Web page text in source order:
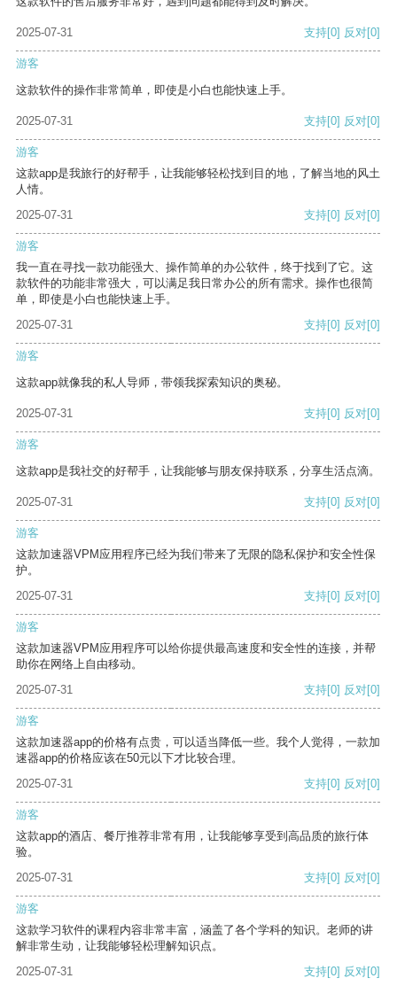
2025-07-31 支持[0] 反对[0]
游客
这款软件的操作非常简单，即使是小白也能快速上手。
2025-07-31 支持[0] 反对[0]
游客
这款app是我旅行的好帮手，让我能够轻松找到目的地，了解当地的风土
人情。
2025-07-31
支持[0] 反对[0]
游客
我一直在寻找一款功能强大、操作简单的办公软件，终于找到了它。这
款软件的功能非常强大，可以满足我日常办公的所有需求。操作也很简
单，即使是小白也能快速上手。
2025-07-31
支持[0] 反对[0]
游客
这款app就像我的私人导师，带领我探索知识的奥秘。
2025-07-31 支持[0] 反对[0]
游客
这款app是我社交的好帮手，让我能够与朋友保持联系，分享生活点滴。
2025-07-31 支持[0] 反对[0]
游客
这款加速器VPM应用程序已经为我们带来了无限的隐私保护和安全性保
护。
2025-07-31
支持[0] 反对[0]
游客
这款加速器VPM应用程序可以给你提供最高速度和安全性的连接，并帮
助你在网络上自由移动。
2025-07-31
支持[0] 反对[0]
游客
这款加速器app的价格有点贵，可以适当降低一些。我个人觉得，一款加
速器app的价格应该在50元以下才比较合理。
2025-07-31
支持[0] 反对[0]
游客
这款app的酒店、餐厅推荐非常有用，让我能够享受到高品质的旅行体
验。
2025-07-31
支持[0] 反对[0]
游客
这款学习软件的课程内容非常丰富，涵盖了各个学科的知识。老师的讲
解非常生动，让我能够轻松理解知识点。
2025-07-31
支持[0] 反对[0]